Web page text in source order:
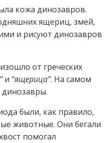
кожа динозавров.
ящериц, змей,
и рисуют динозавров
от греческих
и “ящерица”. На самом
динозавры.
были, как правило,
животные. Они бегали
помогал